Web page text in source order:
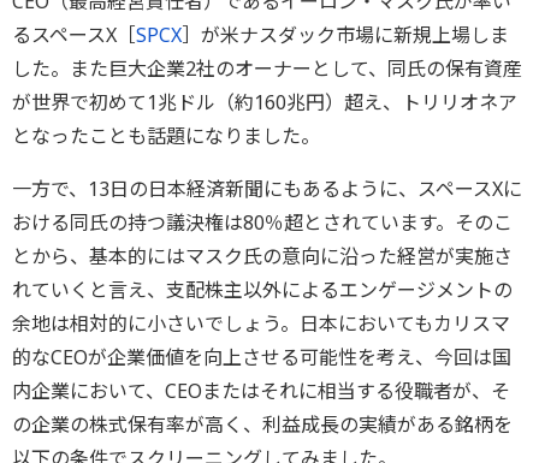
るスペースX［SPCX］が米ナスダック市場に新規上場しま
した。また巨大企業2社のオーナーとして、同氏の保有資産
が世界で初めて1兆ドル（約160兆円）超え、トリリオネア
となったことも話題になりました。
一方で、13日の日本経済新聞にもあるように、スペースXに
おける同氏の持つ議決権は80％超とされています。そのこ
とから、基本的にはマスク氏の意向に沿った経営が実施さ
れていくと言え、支配株主以外によるエンゲージメントの
余地は相対的に小さいでしょう。日本においてもカリスマ
的なCEOが企業価値を向上させる可能性を考え、今回は国
内企業において、CEOまたはそれに相当する役職者が、そ
の企業の株式保有率が高く、利益成長の実績がある銘柄を